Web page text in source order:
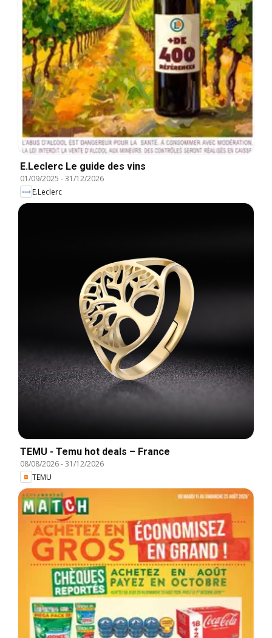
E.Leclerc Le guide des vins
01/09/2025 -31/12/2026
E.Leclerc
TEMU - Temu hot deals – France
08/08/2026-31/12/2026
TEMU